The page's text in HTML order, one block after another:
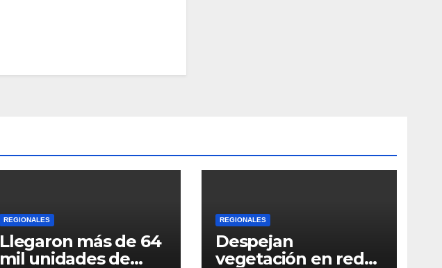
REGIONALES
Llegaron más de 64
mil unidades de
REGIONALES
Despejan
vegetación en redes